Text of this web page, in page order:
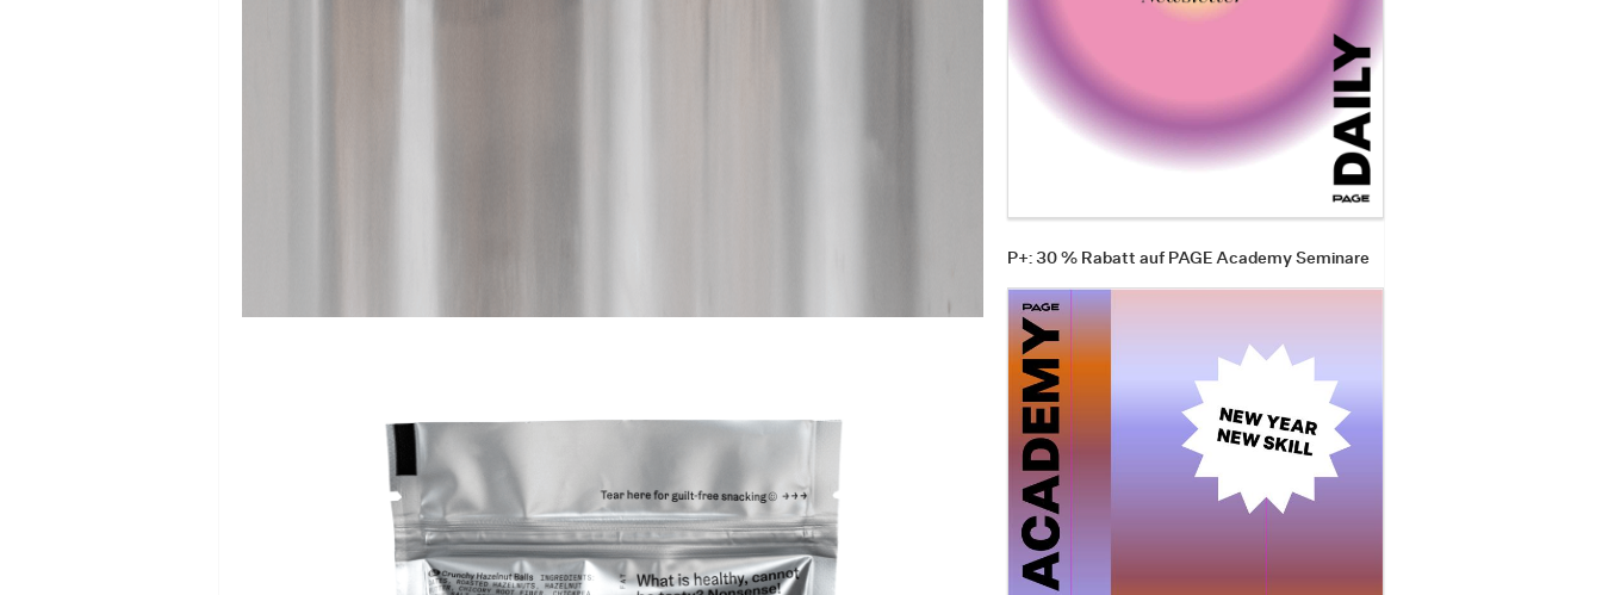
P+: 30 % Rabatt auf PAGE Academy Seminare